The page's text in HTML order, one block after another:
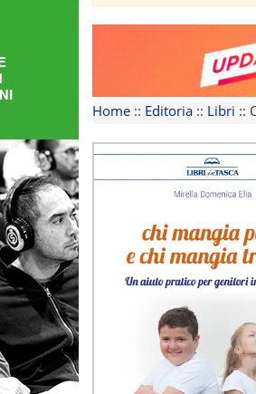
SOFTWARE
TEMATICHE
Home :: Editoria :: Libri ::